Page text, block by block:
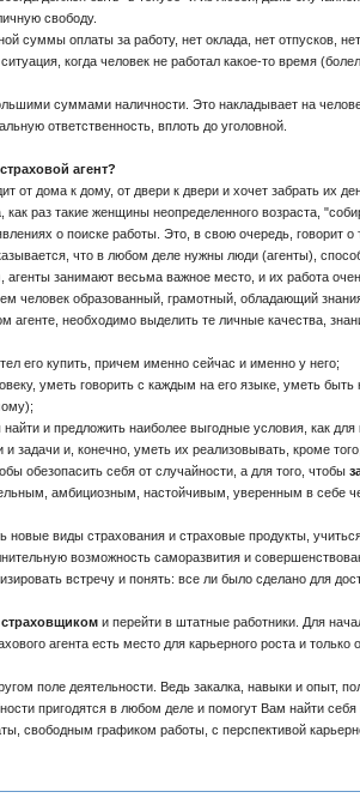
свободу.
суммы оплаты за работу, нет оклада, нет отпусков,
когда человек не работал какое-то время
суммами наличности. Это накладывает на
ответственность, вплоть до уголовной.
агент?
от дома к дому, от двери к двери и хочет забрать их
раз такие женщины неопределенного возраста,
о поиске работы. Это, в свою очередь, говорит
что в любом деле нужны люди (агенты),
занимают весьма важное место, и их работа
человек образованный, грамотный, обладающий
необходимо выделить те личные качества,
его купить, причем именно сейчас и именно у него;
уметь говорить с каждым на его языке, уметь
и предложить наиболее выгодные условия, как для
и, конечно, уметь их реализовывать, кроме
обезопасить себя от случайности, а для того, чтобы
амбициозным, настойчивым, уверенным в себе
новые виды страхования и страховые продукты,
возможность саморазвития и
встречу и понять: все ли было сделано для
и перейти в штатные работники. Для
агента есть место для карьерного роста и только
поле деятельности. Ведь закалка, навыки и опыт,
пригодятся в любом деле и помогут Вам найти
свободным графиком работы, с перспективой